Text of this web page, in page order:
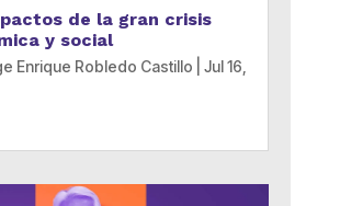
de la gran crisis
y social
Enrique Robledo Castillo
Jul 16,